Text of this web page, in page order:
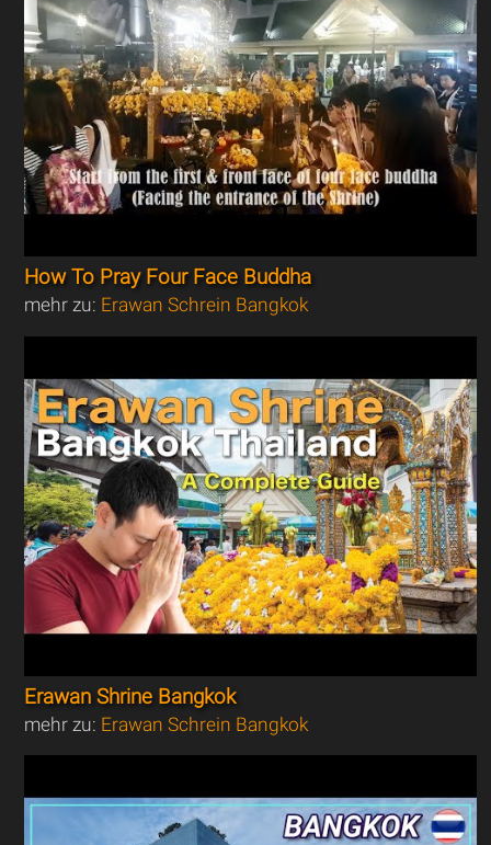
How To Pray Four Face Buddha
mehr zu: Erawan Schrein Bangkok
Erawan Shrine Bangkok
mehr zu: Erawan Schrein Bangkok